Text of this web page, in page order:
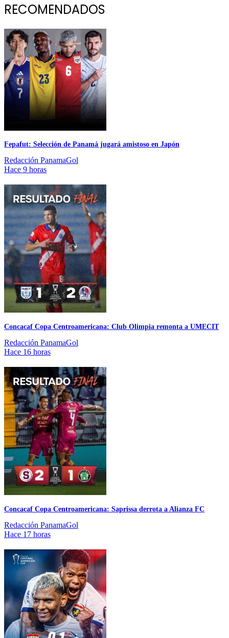
RECOMENDADOS
Fepafut: Selección de Panamá jugará amistoso en Japón
Redacción PanamaGol
Hace 9 horas
Concacaf Copa Centroamericana: Club Olimpia remonta a UMECIT
Redacción PanamaGol
Hace 16 horas
Concacaf Copa Centroamericana: Saprissa derrota a Alianza FC
Redacción PanamaGol
Hace 17 horas